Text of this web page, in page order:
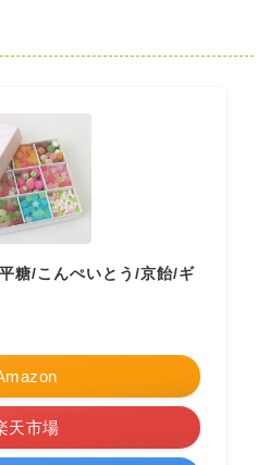
糖/こんぺいとう/京飴/ギ
天市場